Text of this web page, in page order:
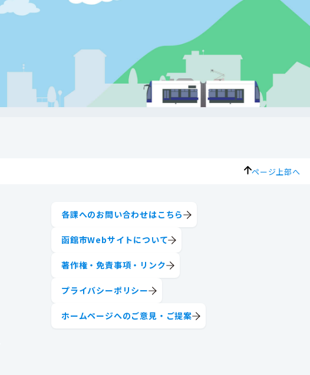
ページ上部へ
各課へのお問い合わせはこちら
函館市Webサイトについて
著作権・免責事項・リンク
プライバシーポリシー
ホームページへのご意見・ご提案